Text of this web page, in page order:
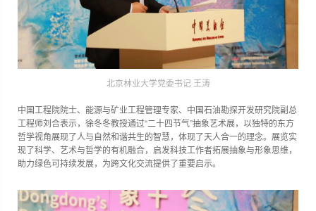
北京林业大学党委书记 王涛
中国工程院院士、能源与矿业工程管理专家、中国石油勘探开发研究院副总
工程师刘合表示，徐冬冬教授通过“二十四节气”抽象艺术展，以独特的东方
哲学视角展现了人与自然和谐共生的智慧，体现了天人合一的理念。展览实
现了科学、艺术与哲学的有机融合，启发科技工作者拓展抽象与形象思维，
助力绿色可持续发展，为跨文化交流提供了重要启示。